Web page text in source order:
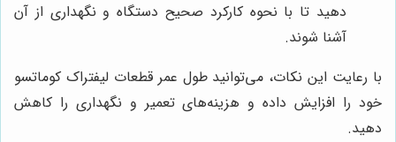
دهید تا با نحوه کارکرد صحیح دستگاه و نگهداری از آن
آشنا شوند.
با رعایت این نکات، می‌توانید طول عمر قطعات لیفتراک کوماتسو
خود را افزایش داده و هزینه‌های تعمیر و نگهداری را کاهش
دهید.